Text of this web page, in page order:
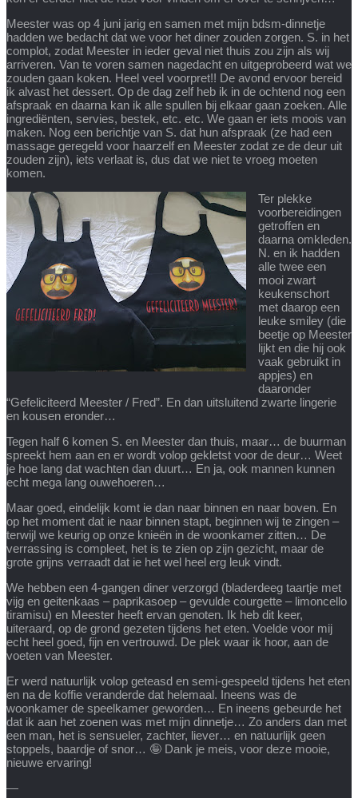
Meester was op 4 juni jarig en samen met mijn bdsm-dinnetje
hadden we bedacht dat we voor het diner zouden zorgen. S. in het
complot, zodat Meester in ieder geval niet thuis zou zijn als wij
arriveren. Van te voren samen nagedacht en uitgeprobeerd wat we
zouden gaan koken. Heel veel voorpret!! De avond ervoor bereid
ik alvast het dessert. Op de dag zelf heb ik in de ochtend nog een
afspraak en daarna kan ik alle spullen bij elkaar gaan zoeken. Alle
ingrediënten, servies, bestek, etc. etc. We gaan er iets moois van
maken. Nog een berichtje van S. dat hun afspraak (ze had een
massage geregeld voor haarzelf en Meester zodat ze de deur uit
zouden zijn), iets verlaat is, dus dat we niet te vroeg moeten
komen.
Ter plekke
voorbereidingen
getroffen en
daarna omkleden.
N. en ik hadden
alle twee een
mooi zwart
keukenschort
met daarop een
leuke smiley (die
beetje op Meester
lijkt en die hij ook
vaak gebruikt in
appjes) en
daaronder
“Gefeliciteerd Meester / Fred”. En dan uitsluitend zwarte lingerie
en kousen eronder…
Tegen half 6 komen S. en Meester dan thuis, maar… de buurman
spreekt hem aan en er wordt volop gekletst voor de deur… Weet
je hoe lang dat wachten dan duurt… En ja, ook mannen kunnen
echt mega lang ouwehoeren…
Maar goed, eindelijk komt ie dan naar binnen en naar boven. En
op het moment dat ie naar binnen stapt, beginnen wij te zingen –
terwijl we keurig op onze knieën in de woonkamer zitten… De
verrassing is compleet, het is te zien op zijn gezicht, maar de
grote grijns verraadt dat ie het wel heel erg leuk vindt.
We hebben een 4-gangen diner verzorgd (bladerdeeg taartje met
vijg en geitenkaas – paprikasoep – gevulde courgette – limoncello
tiramisu) en Meester heeft ervan genoten. Ik heb dit keer,
uiteraard, op de grond gezeten tijdens het eten. Voelde voor mij
echt heel goed, fijn en vertrouwd. De plek waar ik hoor, aan de
voeten van Meester.
Er werd natuurlijk volop geteasd en semi-gespeeld tijdens het eten
en na de koffie veranderde dat helemaal. Ineens was de
woonkamer de speelkamer geworden… En ineens gebeurde het
dat ik aan het zoenen was met mijn dinnetje… Zo anders dan met
een man, het is sensueler, zachter, liever… en natuurlijk geen
stoppels, baardje of snor… 🤪 Dank je meis, voor deze mooie,
nieuwe ervaring!
—